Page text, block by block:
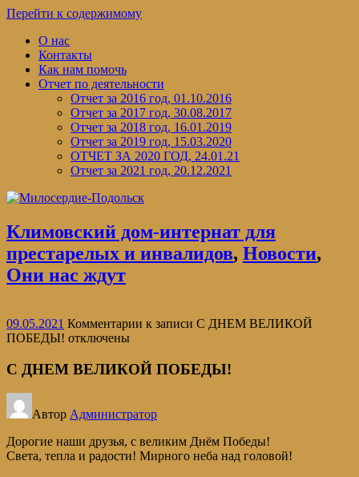
Перейти к содержимому
О нас
Контакты
Как нам помочь
Отчет по деятельности
Отчет за 2016 год, 01.10.2016
Отчет за 2017 год, 30.08.2017
Отчет за 2018 год, 16.01.2019
Отчет за 2019 год, 15.03.2020
ОТЧЕТ ЗА 2020 ГОД, 24.01.21
Отчет за 2021 год, 20.12.2021
Климовский дом-интернат для
престарелых и инвалидов, Новости,
Они нас ждут
09.05.2021 Комментарии к записи С ДНЕМ ВЕЛИКОЙ
ПОБЕДЫ! отключены
С ДНЕМ ВЕЛИКОЙ ПОБЕДЫ!
Автор Администратор
Дорогие наши друзья, с великим Днём Победы!
Света, тепла и радости! Мирного неба над головой!